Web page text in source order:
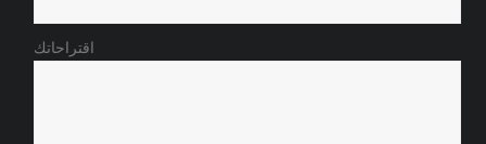
اقتراحاتك